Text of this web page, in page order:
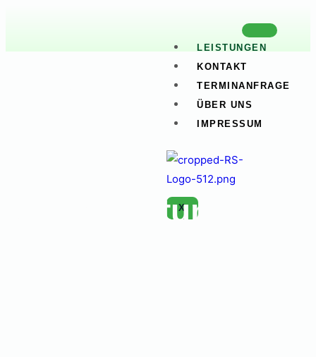
LEISTUNGEN
KONTAKT
TERMINANFRAGE
ÜBER UNS
IMPRESSUM
X
Leistungen
Dienstleistungen